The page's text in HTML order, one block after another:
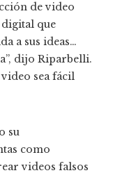
de video
que
a sus ideas…
dijo Riparbelli.
sea fácil
su
como
videos falsos